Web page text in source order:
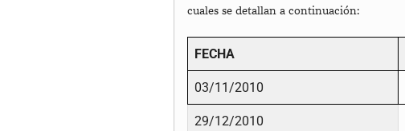
cuales se detallan a continuación:
FECHA
03/11/2010
29/12/2010